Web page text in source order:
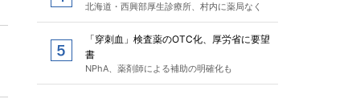
北海道・西興部厚生診療所、村内に薬局なく
「穿刺血」検査薬のOTC化、厚労省に要望
書
NPhA、薬剤師による補助の明確化も